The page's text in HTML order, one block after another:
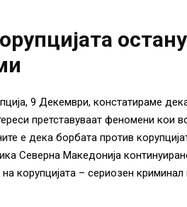
9 Декември, констатираме
претставуваат феномени кои
е дека борбата против
Северна Македонија
корупцијата – сериозен